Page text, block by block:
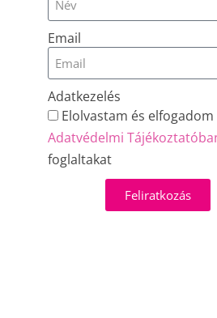
Email
Adatkezelés
Elolvastam és elfogadom
Adatvédelmi
foglaltakat
Feliratkozás